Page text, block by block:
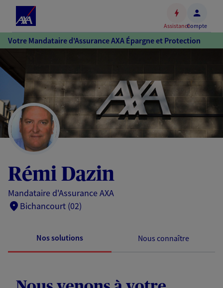
Accéder
au
Accéder
au
pied
de
page
AssistanceCompte
Votre Mandataire d'Assurance AXA Épargne et Protection
Rémi Dazin
Mandataire d'Assurance AXA
Bichancourt (02)
Nos solutions Nous connaître